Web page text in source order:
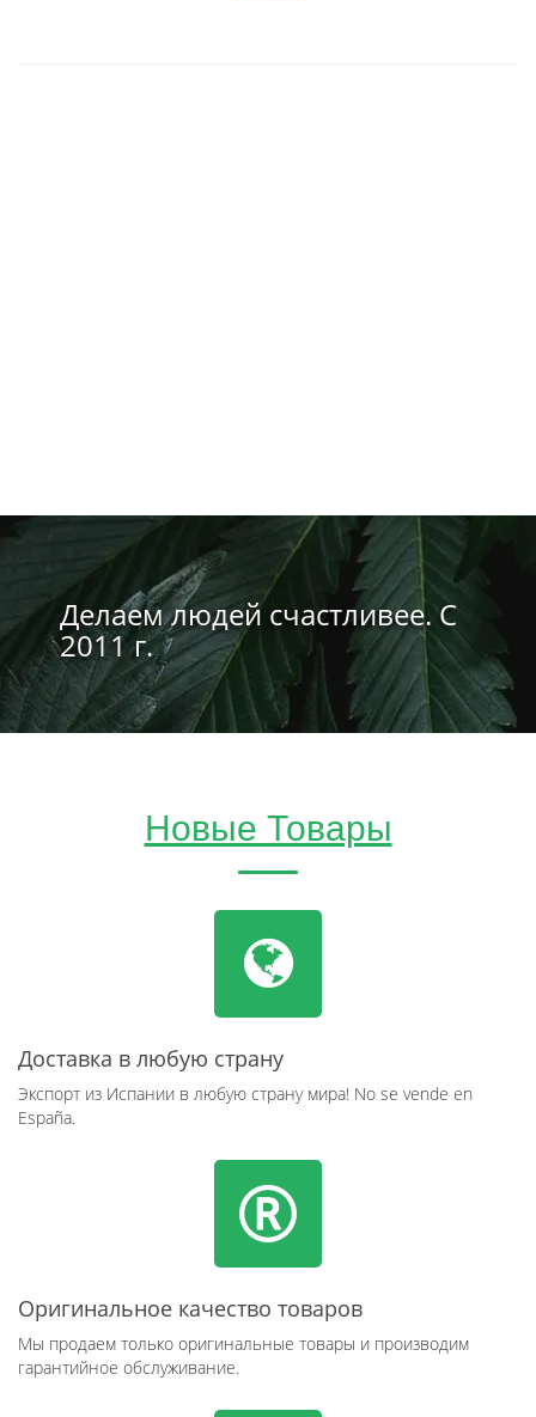
Делаем людей счастливее. С
2011 г.
Новые Товары
Доставка в любую страну
Экспорт из Испании в любую страну мира! No se vende en
España.
Оригинальное качество товаров
Мы продаем только оригинальные товары и производим
гарантийное обслуживание.